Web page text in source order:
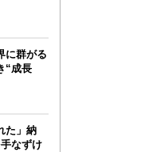
に群がる
“成長
た」納
なずけ